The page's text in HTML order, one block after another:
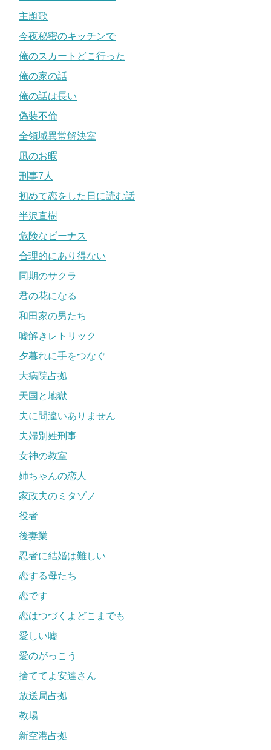
主題歌
今夜秘密のキッチンで
俺のスカートどこ行った
俺の家の話
俺の話は長い
偽装不倫
全領域異常解決室
凪のお暇
刑事7人
初めて恋をした日に読む話
半沢直樹
危険なビーナス
合理的にあり得ない
同期のサクラ
君の花になる
和田家の男たち
嘘解きレトリック
夕暮れに手をつなぐ
大病院占拠
天国と地獄
夫に間違いありません
夫婦別姓刑事
女神の教室
姉ちゃんの恋人
家政夫のミタゾノ
役者
後妻業
忍者に結婚は難しい
恋する母たち
恋です
恋はつづくよどこまでも
愛しい嘘
愛のがっこう
捨ててよ安達さん
放送局占拠
教場
新空港占拠